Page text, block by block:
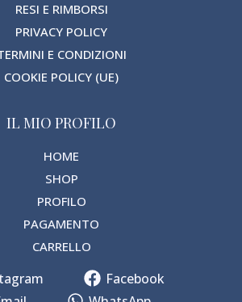
RESI E RIMBORSI
PRIVACY POLICY
E CONDIZIONI
COOKIE POLICY (UE)
IL MIO PROFILO
HOME
SHOP
PROFILO
PAGAMENTO
CARRELLO
Facebook